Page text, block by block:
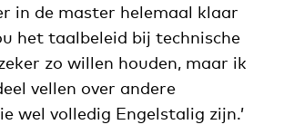
in de master helemaal klaar
het taalbeleid bij technische
zo willen houden, maar ik
vellen over andere
wel volledig Engelstalig zijn.’